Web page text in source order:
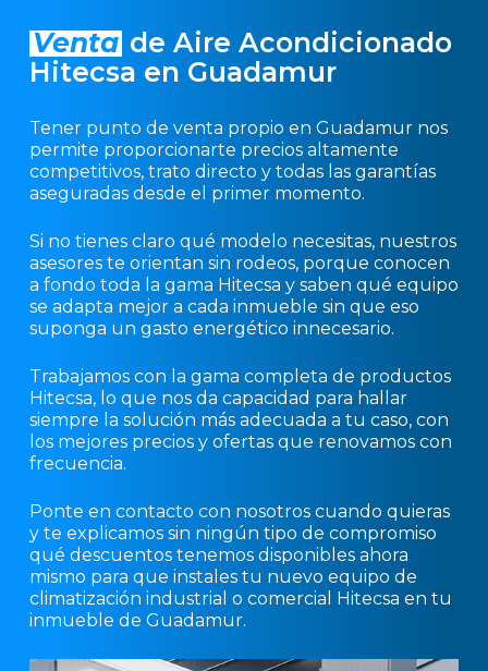
Venta de Aire Acondicionado
Hitecsa en Guadamur
Tener punto de venta propio en Guadamur nos
permite proporcionarte precios altamente
competitivos, trato directo y todas las garantías
aseguradas desde el primer momento.
Si no tienes claro qué modelo necesitas, nuestros
asesores te orientan sin rodeos, porque conocen
a fondo toda la gama Hitecsa y saben qué equipo
se adapta mejor a cada inmueble sin que eso
suponga un gasto energético innecesario.
Trabajamos con la gama completa de productos
Hitecsa, lo que nos da capacidad para hallar
siempre la solución más adecuada a tu caso, con
los mejores precios y ofertas que renovamos con
frecuencia.
Ponte en contacto con nosotros cuando quieras
y te explicamos sin ningún tipo de compromiso
qué descuentos tenemos disponibles ahora
mismo para que instales tu nuevo equipo de
climatización industrial o comercial Hitecsa en tu
inmueble de Guadamur.